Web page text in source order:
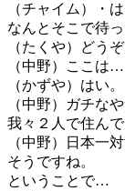
（チャイム）・
なんとそこで待
（たくや）どう
（中野）ここは…
（かずや）はい。
（中野）ガチな
我々２人で住ん
（中野）日本一
そうですね。
ということで…